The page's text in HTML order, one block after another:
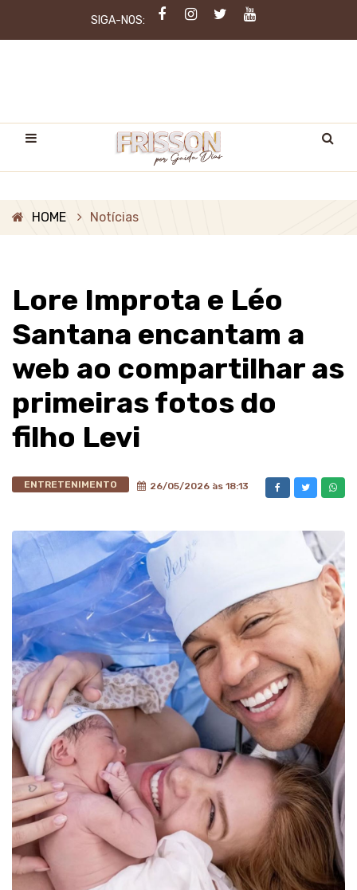
SIGA-NOS:
HOME Notícias
Lore Improta e Léo
Santana encantam a
web ao compartilhar as
primeiras fotos do
filho Levi
ENTRETENIMENTO 26/05/2026 às 18:13